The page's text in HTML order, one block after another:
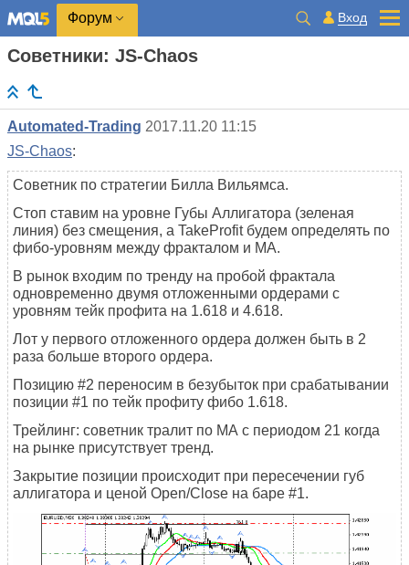
Форум Вход
Советники: JS-Chaos
Automated-Trading 2017.11.20 11:15
JS-Chaos:
Советник по стратегии Билла Вильямса.
Стоп ставим на уровне Губы Аллигатора (зеленая
линия) без смещения, а TakeProfit будем определять по
фибо-уровням между фракталом и МА.
В рынок входим по тренду на пробой фрактала
одновременно двумя отложенными ордерами с
уровням тейк профита на 1.618 и 4.618.
Лот у первого отложенного ордера должен быть в 2
раза больше второго ордера.
Позицию #2 переносим в безубыток при срабатывании
позиции #1 по тейк профиту фибо 1.618.
Трейлинг: советник тралит по МА с периодом 21 когда
на рынке присутствует тренд.
Закрытие позиции происходит при пересечении губ
аллигатора и ценой Open/Close на баре #1.